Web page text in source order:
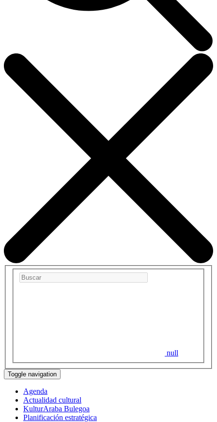
null
Toggle navigation
Agenda
Actualidad cultural
KulturAraba Bulegoa
Planificación estratégica